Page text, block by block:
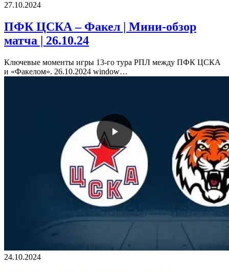
27.10.2024
ПФК ЦСКА – Факел | Мини-обзор
матча | 26.10.24
Ключевые моменты игры 13-го тура РПЛ между ПФК ЦСКА
и «Факелом». 26.10.2024 window…
24.10.2024